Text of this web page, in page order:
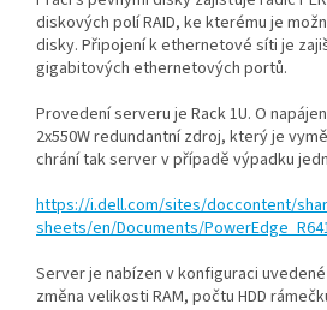
diskových polí RAID, ke kterému je
disky. Připojení k ethernetové síti je
gigabitových ethernetových portů.
Provedení serveru je Rack 1U. O
2x550W redundantní zdroj, který je
chrání tak server v případě výpadku
https://i.dell.com/sites/doccontent/
sheets/en/Documents/
Server je nabízen v konfiguraci
změna velikosti RAM, počtu HDD